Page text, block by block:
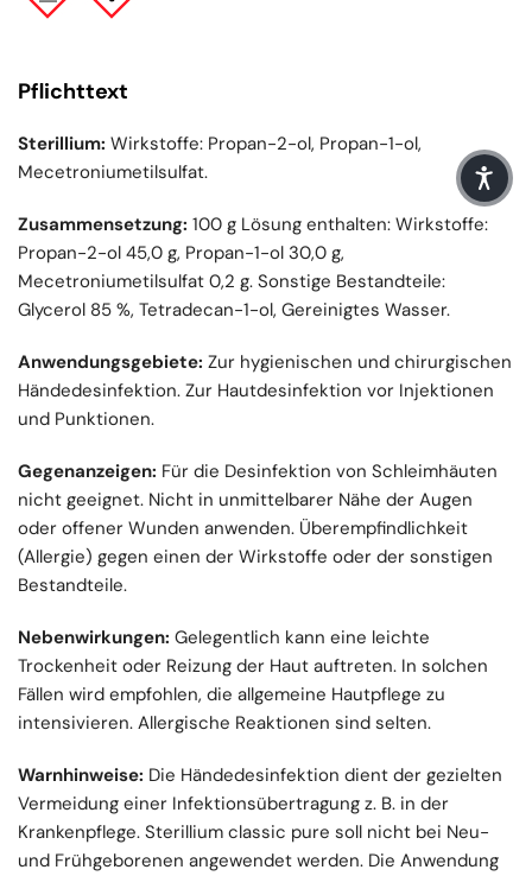
Pflichttext
Sterillium: Wirkstoffe: Propan-2-ol, Propan-1-ol,
Mecetroniumetilsulfat.
Zusammensetzung: 100 g Lösung enthalten: Wirkstoffe:
Propan-2-ol 45,0 g, Propan-1-ol 30,0 g,
Mecetroniumetilsulfat 0,2 g. Sonstige Bestandteile:
Glycerol 85 %, Tetradecan-1-ol, Gereinigtes Wasser.
Anwendungsgebiete: Zur hygienischen und chirurgischen
Händedesinfektion. Zur Hautdesinfektion vor Injektionen
und Punktionen.
Gegenanzeigen: Für die Desinfektion von Schleimhäuten
nicht geeignet. Nicht in unmittelbarer Nähe der Augen
oder offener Wunden anwenden. Überempfindlichkeit
(Allergie) gegen einen der Wirkstoffe oder der sonstigen
Bestandteile.
Nebenwirkungen: Gelegentlich kann eine leichte
Trockenheit oder Reizung der Haut auftreten. In solchen
Fällen wird empfohlen, die allgemeine Hautpflege zu
intensivieren. Allergische Reaktionen sind selten.
Warnhinweise: Die Händedesinfektion dient der gezielten
Vermeidung einer Infektionsübertragung z. B. in der
Krankenpflege. Sterillium classic pure soll nicht bei Neu-
und Frühgeborenen angewendet werden. Die Anwendung